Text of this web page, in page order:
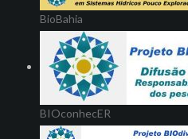
BioBahia
BIOconhecER